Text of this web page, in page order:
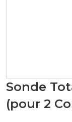
Sonde
(pour 2